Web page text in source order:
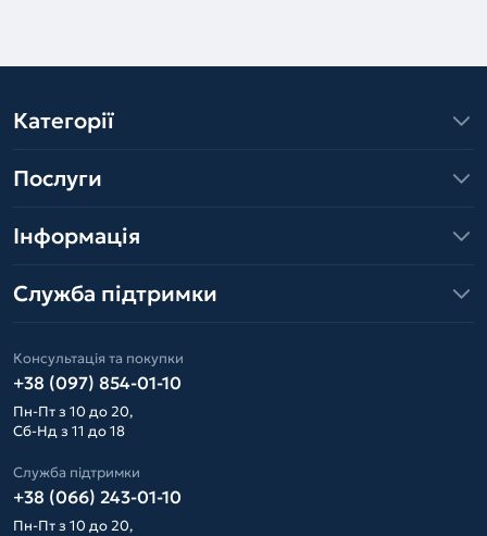
Категорії
Послуги
Інформація
Служба підтримки
Консультація та покупки
+38 (097) 854-01-10
Пн-Пт з 10 до 20,
Сб-Нд з 11 до 18
Служба підтримки
+38 (066) 243-01-10
Пн-Пт з 10 до 20,